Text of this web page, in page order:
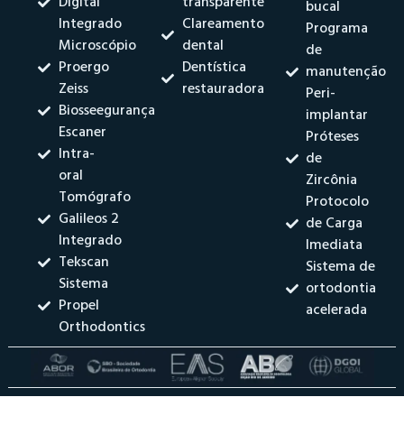
Integrado
Microscópio
Proergo
Zeiss
Biosseegurança
Escaner
Intra-
oral
Tomógrafo
Galileos 2
Integrado
Tekscan
Sistema
Propel
Orthodontics
Clareamento
dental
Dentística
restauradora
bucal
Programa
de
manutenção
Peri-
implantar
Próteses
de
Zircônia
Protocolo
de Carga
Imediata
Sistema de
ortodontia
acelerada